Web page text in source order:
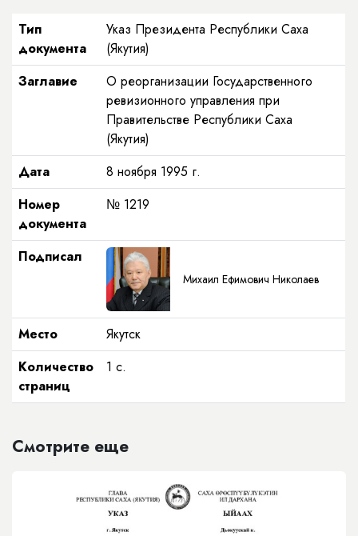
Тип
документа
Указ Президента Республики Саха
(Якутия)
Заглавие
О реорганизации Государственного
ревизионного управления при
Правительстве Республики Саха
(Якутия)
Дата
8 ноября 1995 г.
Номер
документа
№ 1219
Подписал
Михаил Ефимович Николаев
Место
Якутск
Количество
страниц
1 с.
Смотрите еще